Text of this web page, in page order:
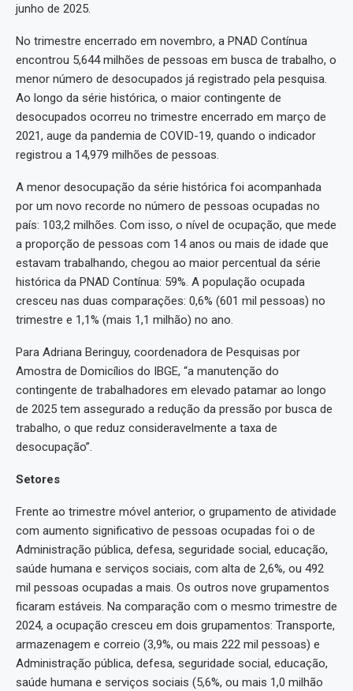
junho de 2025.
No trimestre encerrado em novembro, a PNAD Contínua
encontrou 5,644 milhões de pessoas em busca de trabalho, o
menor número de desocupados já registrado pela pesquisa.
Ao longo da série histórica, o maior contingente de
desocupados ocorreu no trimestre encerrado em março de
2021, auge da pandemia de COVID-19, quando o indicador
registrou a 14,979 milhões de pessoas.
A menor desocupação da série histórica foi acompanhada
por um novo recorde no número de pessoas ocupadas no
país: 103,2 milhões. Com isso, o nível de ocupação, que mede
a proporção de pessoas com 14 anos ou mais de idade que
estavam trabalhando, chegou ao maior percentual da série
histórica da PNAD Contínua: 59%. A população ocupada
cresceu nas duas comparações: 0,6% (601 mil pessoas) no
trimestre e 1,1% (mais 1,1 milhão) no ano.
Para Adriana Beringuy, coordenadora de Pesquisas por
Amostra de Domicílios do IBGE, “a manutenção do
contingente de trabalhadores em elevado patamar ao longo
de 2025 tem assegurado a redução da pressão por busca de
trabalho, o que reduz consideravelmente a taxa de
desocupação”.
Setores
Frente ao trimestre móvel anterior, o grupamento de atividade
com aumento significativo de pessoas ocupadas foi o de
Administração pública, defesa, seguridade social, educação,
saúde humana e serviços sociais, com alta de 2,6%, ou 492
mil pessoas ocupadas a mais. Os outros nove grupamentos
ficaram estáveis. Na comparação com o mesmo trimestre de
2024, a ocupação cresceu em dois grupamentos: Transporte,
armazenagem e correio (3,9%, ou mais 222 mil pessoas) e
Administração pública, defesa, seguridade social, educação,
saúde humana e serviços sociais (5,6%, ou mais 1,0 milhão